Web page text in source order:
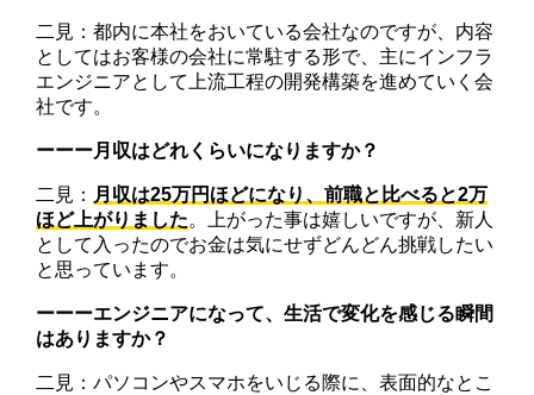
二見：都内に本社をおいている会社なのですが、内容
としてはお客様の会社に常駐する形で、主にインフラ
エンジニアとして上流工程の開発構築を進めていく会
社です。
ーーー月収はどれくらいになりますか？
二見： 月収は25万円ほどになり、前職と比べると2万
ほど上がりました。上がった事は嬉しいですが、新人
として入ったのでお金は気にせずどんどん挑戦したい
と思っています。
ーーーエンジニアになって、生活で変化を感じる瞬間
はありますか？
二見：パソコンやスマホをいじる際に、表面的なとこ